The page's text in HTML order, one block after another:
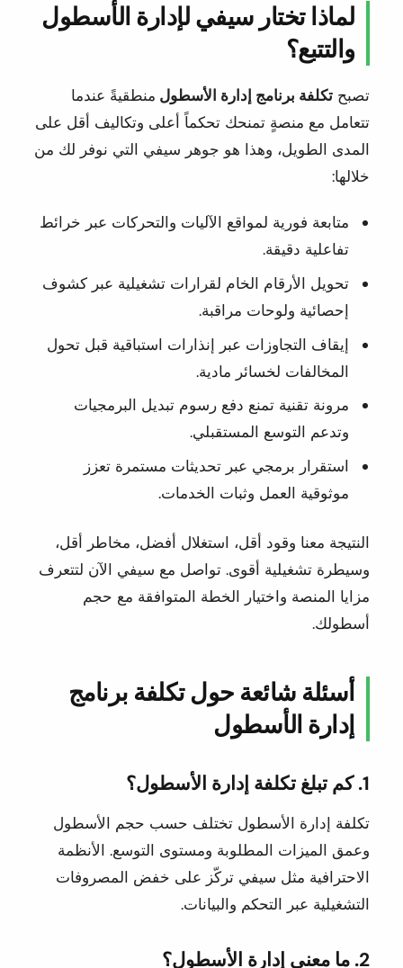
لماذا تختار سيفي لإدارة الأسطول
والتتبع؟
تصبح تكلفة برنامج إدارة الأسطول منطقيةً عندما
تتعامل مع منصةٍ تمنحك تحكماً أعلى وتكاليف أقل على
المدى الطويل، وهذا هو جوهر سيفي التي نوفر لك من
خلالها:
متابعة فورية لمواقع الآليات والتحركات عبر خرائط
تفاعلية دقيقة.
تحويل الأرقام الخام لقرارات تشغيلية عبر كشوف
إحصائية ولوحات مراقبة.
إيقاف التجاوزات عبر إنذارات استباقية قبل تحول
المخالفات لخسائر مادية.
مرونة تقنية تمنع دفع رسوم تبديل البرمجيات
وتدعم التوسع المستقبلي.
استقرار برمجي عبر تحديثات مستمرة تعزز
موثوقية العمل وثبات الخدمات.
النتيجة معنا وقود أقل، استغلال أفضل، مخاطر أقل،
وسيطرة تشغيلية أقوى. تواصل مع سيفي الآن لتتعرف
مزايا المنصة واختيار الخطة المتوافقة مع حجم
أسطولك.
أسئلة شائعة حول تكلفة برنامج
إدارة الأسطول
1. كم تبلغ تكلفة إدارة الأسطول؟
تكلفة إدارة الأسطول تختلف حسب حجم الأسطول
وعمق الميزات المطلوبة ومستوى التوسع. الأنظمة
الاحترافية مثل سيفي تركّز على خفض المصروفات
التشغيلية عبر التحكم والبيانات.
2. ما معنى إدارة الأسطول؟